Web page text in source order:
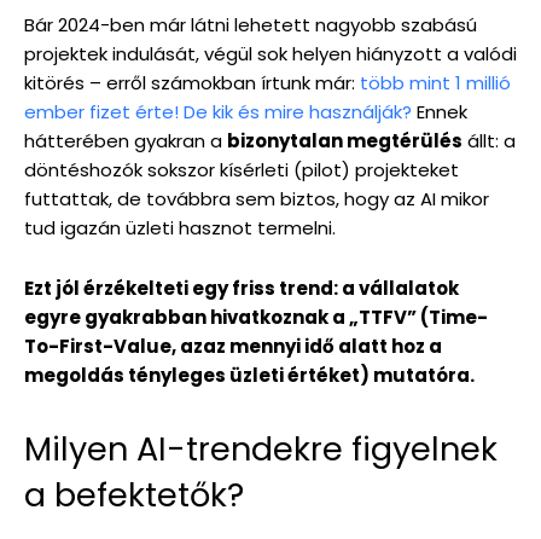
Bár 2024-ben már látni lehetett nagyobb szabású
projektek indulását, végül sok helyen hiányzott a valódi
kitörés – erről számokban írtunk már: több mint 1 millió
ember fizet érte! De kik és mire használják? Ennek
hátterében gyakran a bizonytalan megtérülés állt: a
döntéshozók sokszor kísérleti (pilot) projekteket
futtattak, de továbbra sem biztos, hogy az AI mikor
tud igazán üzleti hasznot termelni.
Ezt jól érzékelteti egy friss trend: a vállalatok
egyre gyakrabban hivatkoznak a „TTFV” (Time-
To-First-Value, azaz mennyi idő alatt hoz a
megoldás tényleges üzleti értéket) mutatóra.
Milyen AI-trendekre figyelnek
a befektetők?